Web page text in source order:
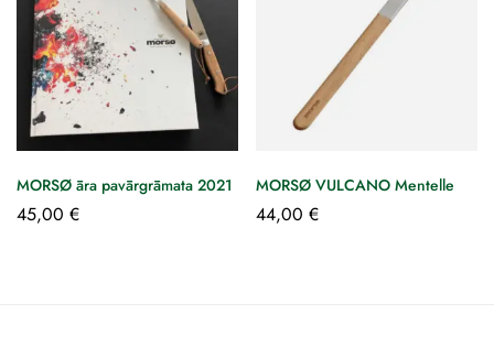
MORSØ āra pavārgrāmata 2021
45,00 €
MORSØ VULCANO Mentelle
44,00 €